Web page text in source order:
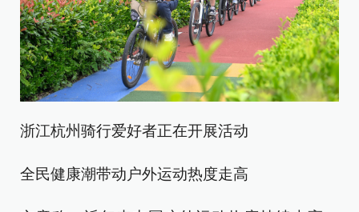
浙江杭州骑行爱好者正在开展活动
全民健康潮带动户外运动热度走高